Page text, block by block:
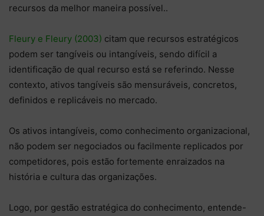
recursos da melhor maneira possível..
Fleury e Fleury (2003) citam que recursos estratégicos
podem ser tangíveis ou intangíveis, sendo difícil a
identificação de qual recurso está se referindo. Nesse
contexto, ativos tangíveis são mensuráveis, concretos,
definidos e replicáveis no mercado.
Os ativos intangíveis, como conhecimento organizacional,
não podem ser negociados ou facilmente replicados por
competidores, pois estão fortemente enraizados na
história e cultura das organizações.
Logo, por gestão estratégica do conhecimento, entende-